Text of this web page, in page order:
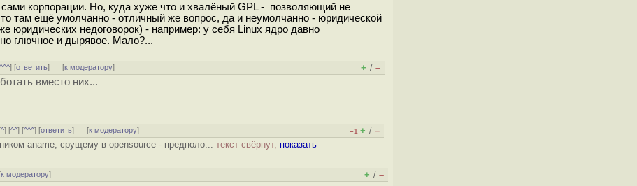
корпорации. Но, куда хуже что и хвалёный GPL - позволяющий не
там ещё умолчанно - отличный же вопрос, да и неумолчанно - юридической
юридических недоговорок) - например: у себя Linux ядро давно
глючное и дырявое. Мало?...
^^^] [ответить] [к модератору] + / –
вместо них...
^] [^^] [^^^] [ответить] [к модератору] –1 + / –
aname, срущему в opensource - предполо... текст свёрнут, показать
к модератору] + / –